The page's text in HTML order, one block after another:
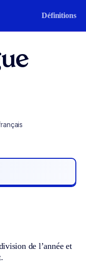
Définitions
de l’année et